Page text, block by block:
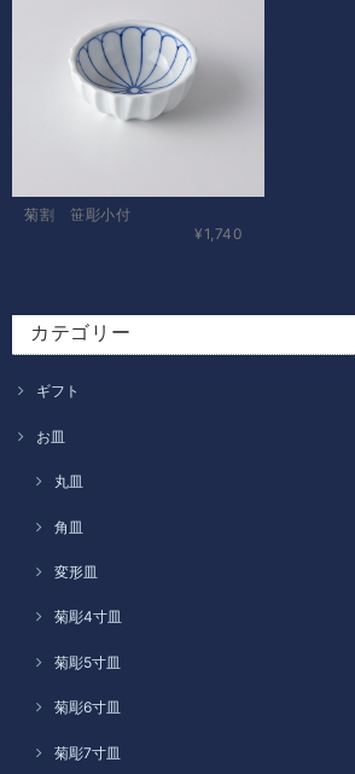
菊割 笹彫小付
¥1,740
カテゴリー
ギフト
お皿
丸皿
角皿
変形皿
菊彫4寸皿
菊彫5寸皿
菊彫6寸皿
菊彫7寸皿